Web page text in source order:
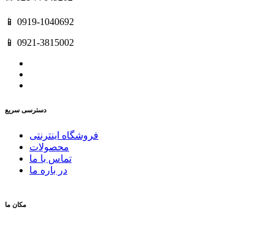
📱 0919-1040692
📱 0921-3815002
دسترسی سریع
فروشگاه اینترنتی
محصولات
تماس با ما
در باره ما
مکان ما